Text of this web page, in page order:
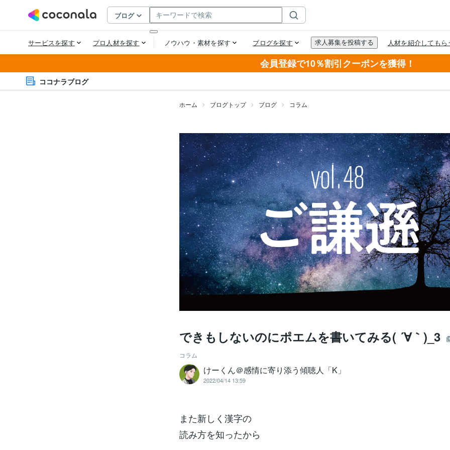
会員登録で10％割引クーポンを獲得！
ココナラブログ
ホーム ブログトップ ブログ コラム
できもしないのにポエムを書いてみる( ´∀｀)_3
コラム
けーくん＠感情に寄り添う傾聴人「K」
2022/04/14 13:59
また新しく漢字の
読み方を知ったから